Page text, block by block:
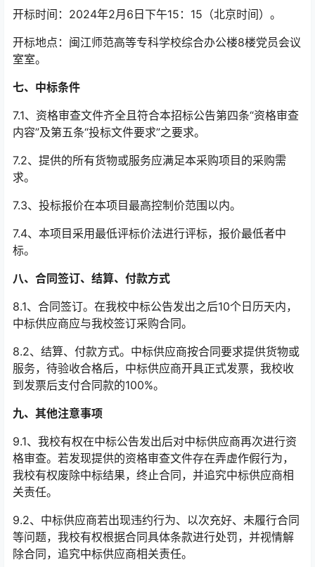
开标时间： 2024年2月 6 日下午15 ： 15 （北京时间）。
开标地点：闽江师范高等专科学校综合办公楼8楼党员会议
室室。
七、中标条件
7.1、资格审查文件齐全且符合本招标公告第四条“资格审查
内容”及第五条“投标文件要求”之要求。
7.2、提供的所有货物或服务应满足本采购项目的采购需
求。
7.3、投标报价在本项目最高控制价范围以内。
7.4、本项目采用最低评标价法进行评标，报价最低者中
标。
八、合同签订、结算、付款方式
8.1、合同签订。在我校中标公告发出之后10个日历天内，
中标供应商应与我校签订采购合同。
8.2、结算、付款方式。中标供应商按合同要求提供货物或
服务，待验收合格后，中标供应商开具正式发票，我校收
到发票后支付合同款的100%。
九、其他注意事项
9.1、我校有权在中标公告发出后对中标供应商再次进行资
格审查。若发现提供的资格审查文件存在弄虚作假行为，
我校有权废除中标结果，终止合同，并追究中标供应商相
关责任。
9.2、中标供应商若出现违约行为、以次充好、未履行合同
等问题，我校有权根据合同具体条款进行处罚，并视情解
除合同，追究中标供应商相关责任。